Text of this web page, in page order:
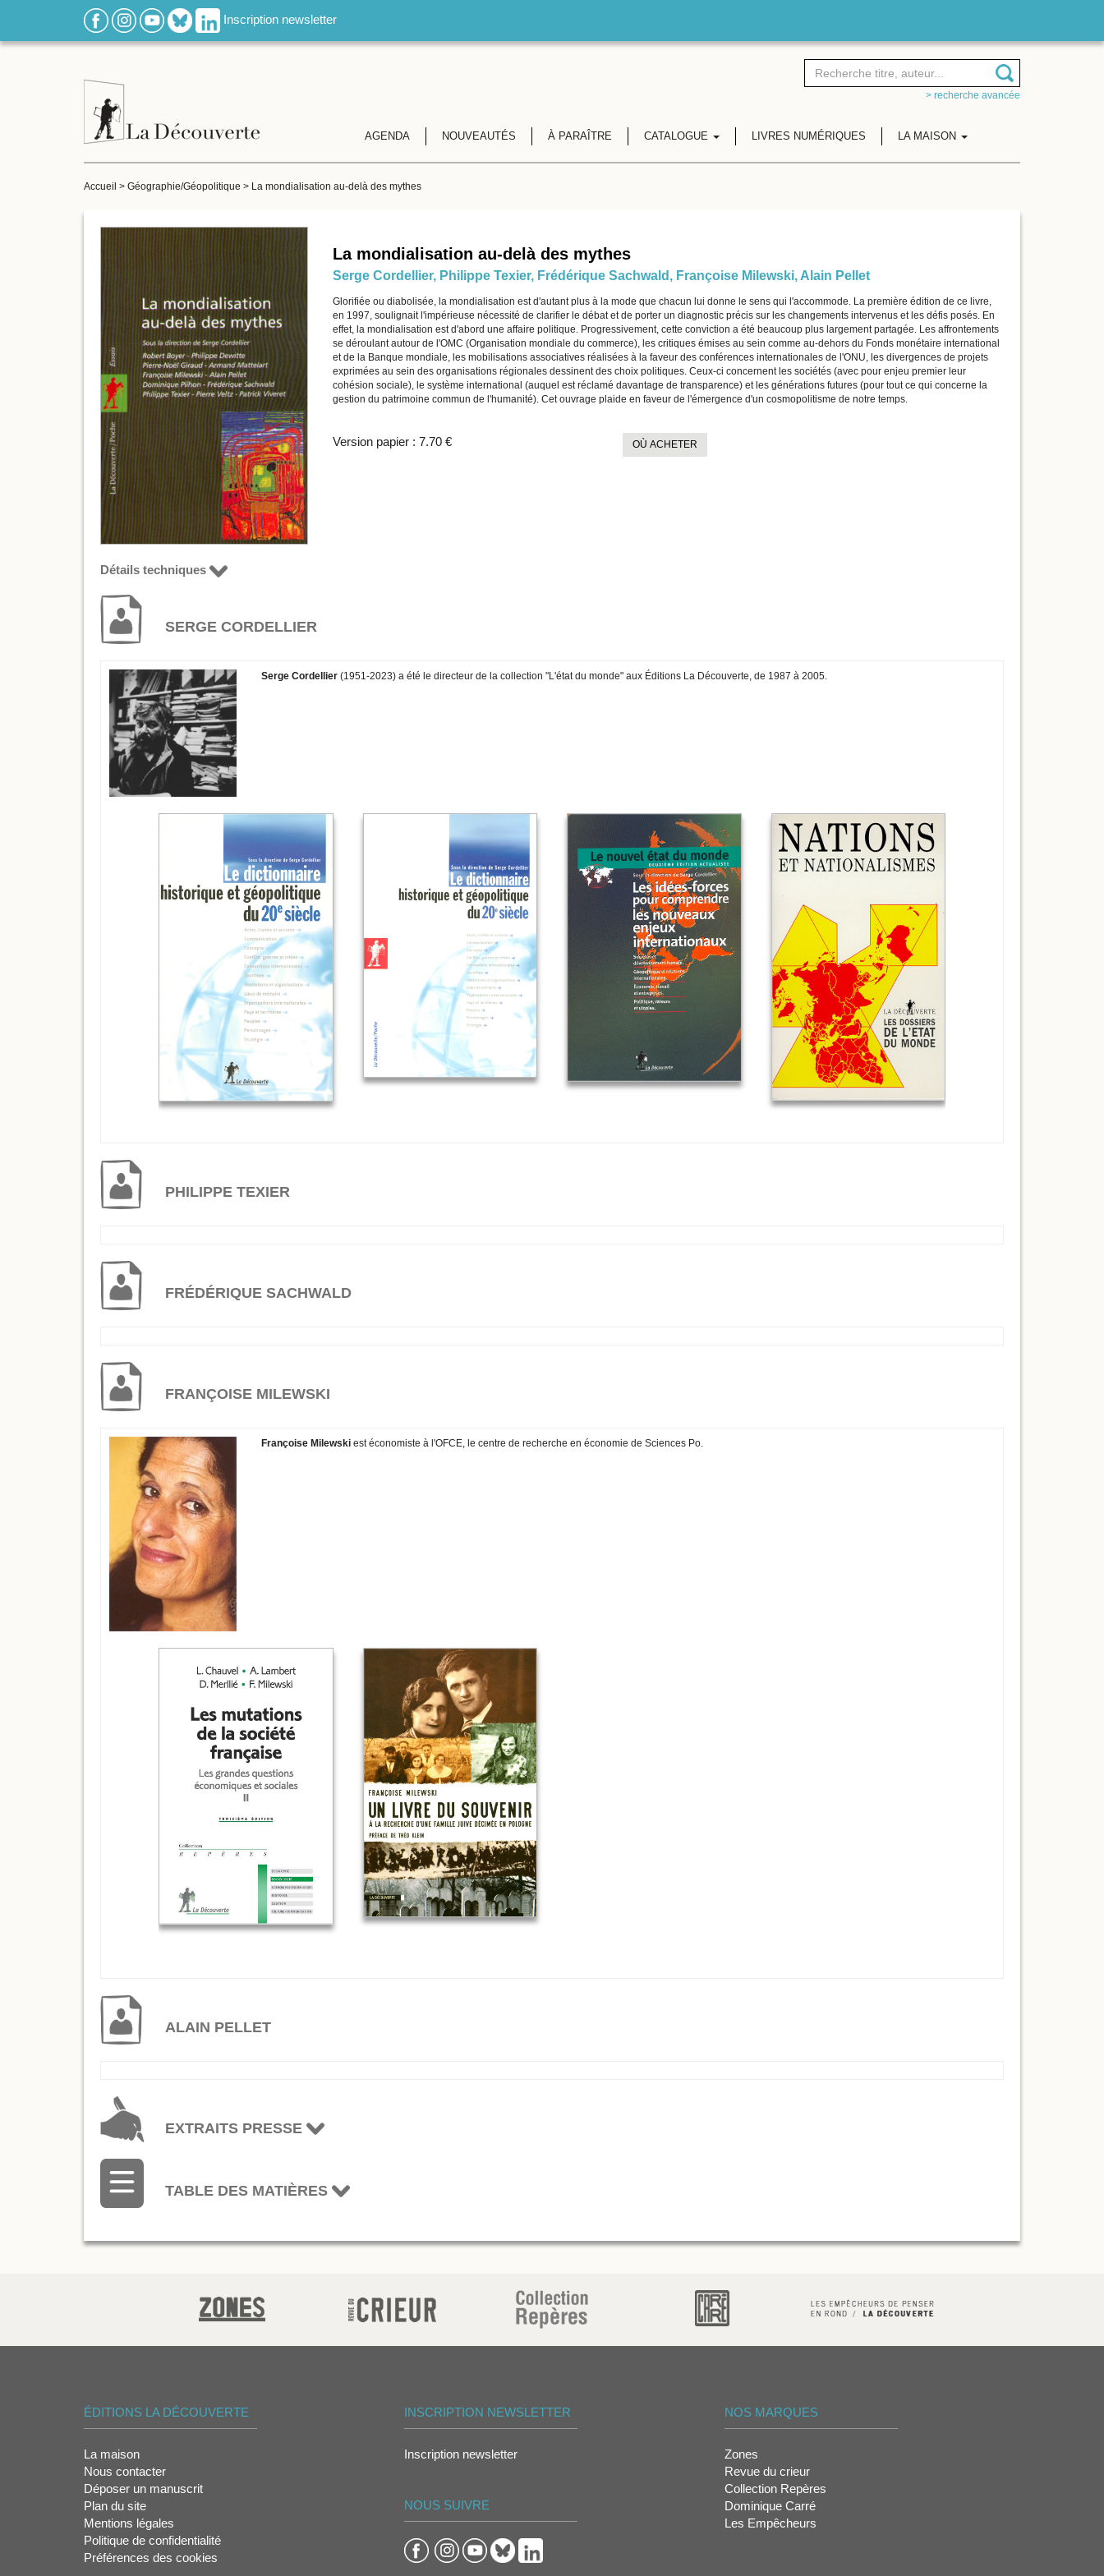
Inscription newsletter
> recherche avancée
AGENDA NOUVEAUTÉS À PARAÎTRE CATALOGUE LIVRES NUMÉRIQUES LA MAISON
Accueil > Géographie/Géopolitique > La mondialisation au-delà des mythes
La mondialisation au-delà des mythes
Serge Cordellier, Philippe Texier, Frédérique Sachwald , Françoise Milewski, Alain Pellet
Glorifiée ou diabolisée, la mondialisation est d'autant plus à la mode que chacun lui donne le sens qui l'accommode. La première édition de ce livre,
en 1997, soulignait l'impérieuse nécessité de clarifier le débat et de porter un diagnostic précis sur les changements intervenus et les défis posés. En
effet, la mondialisation est d'abord une affaire politique. Progressivement, cette conviction a été beaucoup plus largement partagée. Les affrontements
se déroulant autour de l'OMC (Organisation mondiale du commerce), les critiques émises au sein comme au-dehors du Fonds monétaire international
et de la Banque mondiale, les mobilisations associatives réalisées à la faveur des conférences internationales de l'ONU, les divergences de projets
exprimées au sein des organisations régionales dessinent des choix politiques. Ceux-ci concernent les sociétés (avec pour enjeu premier leur
cohésion sociale), le système international (auquel est réclamé davantage de transparence) et les générations futures (pour tout ce qui concerne la
gestion du patrimoine commun de l'humanité). Cet ouvrage plaide en faveur de l'émergence d'un cosmopolitisme de notre temps.
Version papier : 7.70 € OÙ ACHETER
Détails techniques
SERGE CORDELLIER
Serge Cordellier (1951-2023) a été le directeur de la collection "L'état du monde" aux Éditions La Découverte, de 1987 à 2005.
PHILIPPE TEXIER
FRÉDÉRIQUE SACHWALD
FRANÇOISE MILEWSKI
Françoise Milewskiest économiste à l'OFCE, le centre de recherche en économie de Sciences Po.
ALAIN PELLET
EXTRAITS PRESSE
TABLE DES MATIÈRES
ÉDITIONS LA DÉCOUVERTE
La maison
Nous contacter
Déposer un manuscrit
Plan du site
Mentions légales
Politique de confidentialité
Préférences des cookies
INSCRIPTION NEWSLETTER
Inscription newsletter
NOUS SUIVRE
NOS MARQUES
Zones
Revue du crieur
Collection Repères
Dominique Carré
Les Empêcheurs